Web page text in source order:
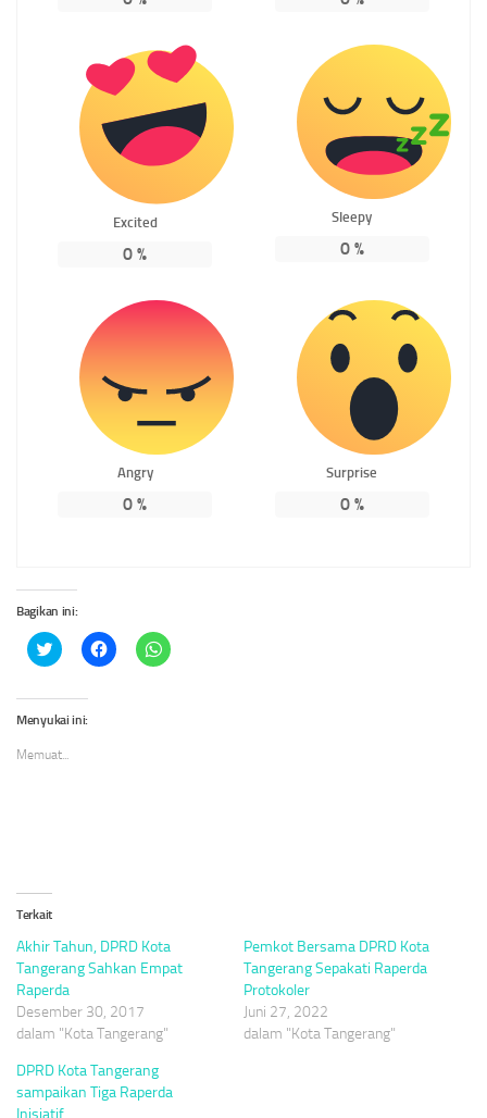
Excited
0 %
Sleepy
0%
Angry
0 %
Surprise
0%
Bagikan ini:
Klik
untuk
Twitter(Membuka
di
jendela
baru)
Klik
untuk
Klik
untuk
Menyukai ini:
Memuat...
Terkait
Akhir Tahun, DPRD Kota
Tangerang Sahkan Empat
Raperda
Desember 30, 2017
dalam "Kota Tangerang"
Pemkot Bersama DPRD Kota
Tangerang Sepakati Raperda
Protokoler
Juni 27, 2022
dalam "Kota Tangerang"
DPRD Kota Tangerang
sampaikan Tiga Raperda